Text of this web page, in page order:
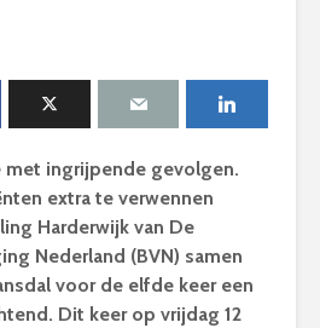
met ingrijpende gevolgen.
extra te verwennen
Harderwijk van De
Nederland (BVN) samen
voor de elfde keer een
Dit keer op vrijdag 12